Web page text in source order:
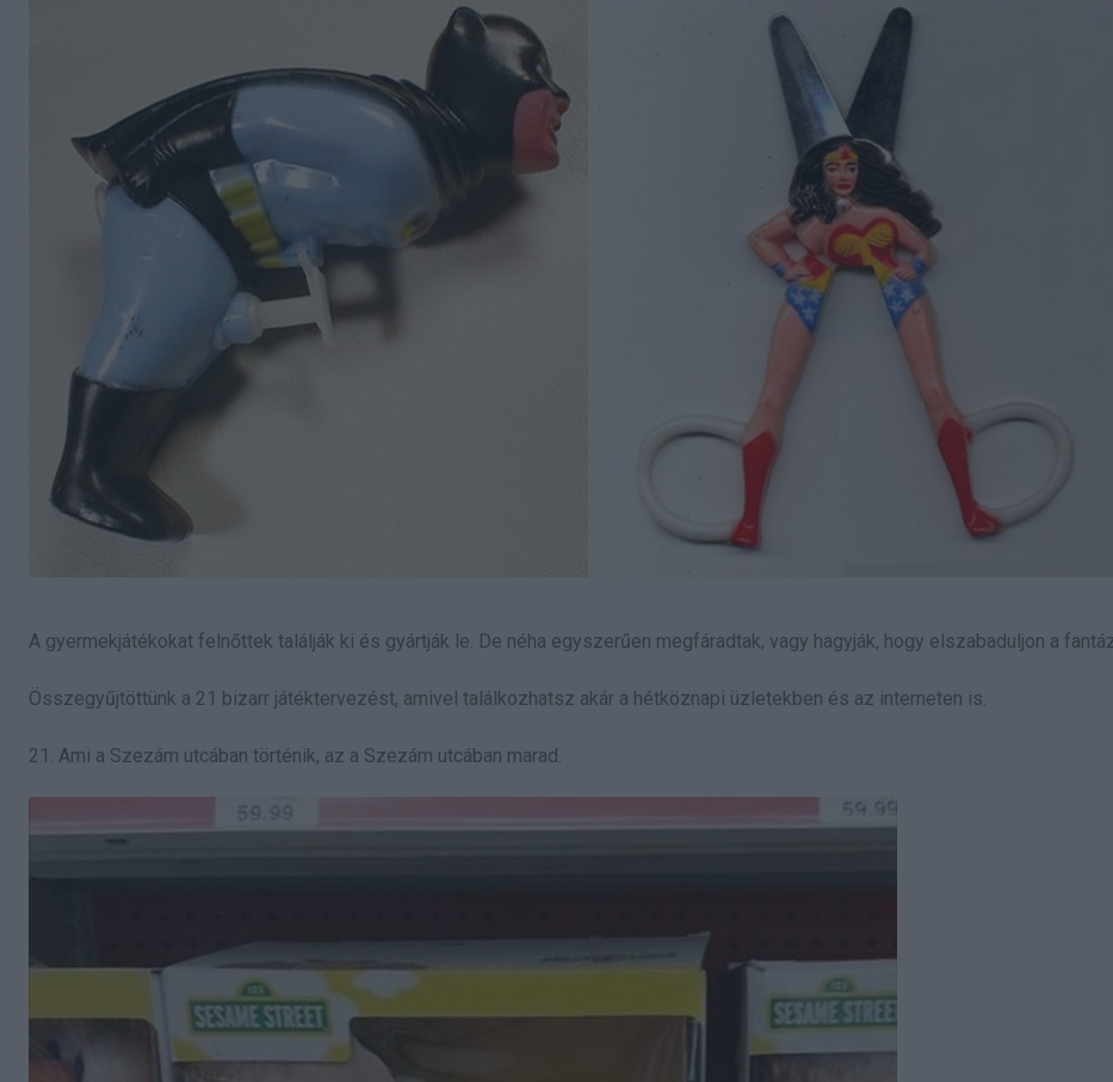
A gyermekjátékokat felnőttek találják ki és gyártják le. De néha egyszerűen megfáradtak, vagy hagyják, hogy elszabaduljon a
Összegyűjtöttünk a 21 bizarr játéktervezést, amivel találkozhatsz akár a hétköznapi üzletekben és az interneten is.
21. Ami a Szezám utcában történik, az a Szezám utcában marad.